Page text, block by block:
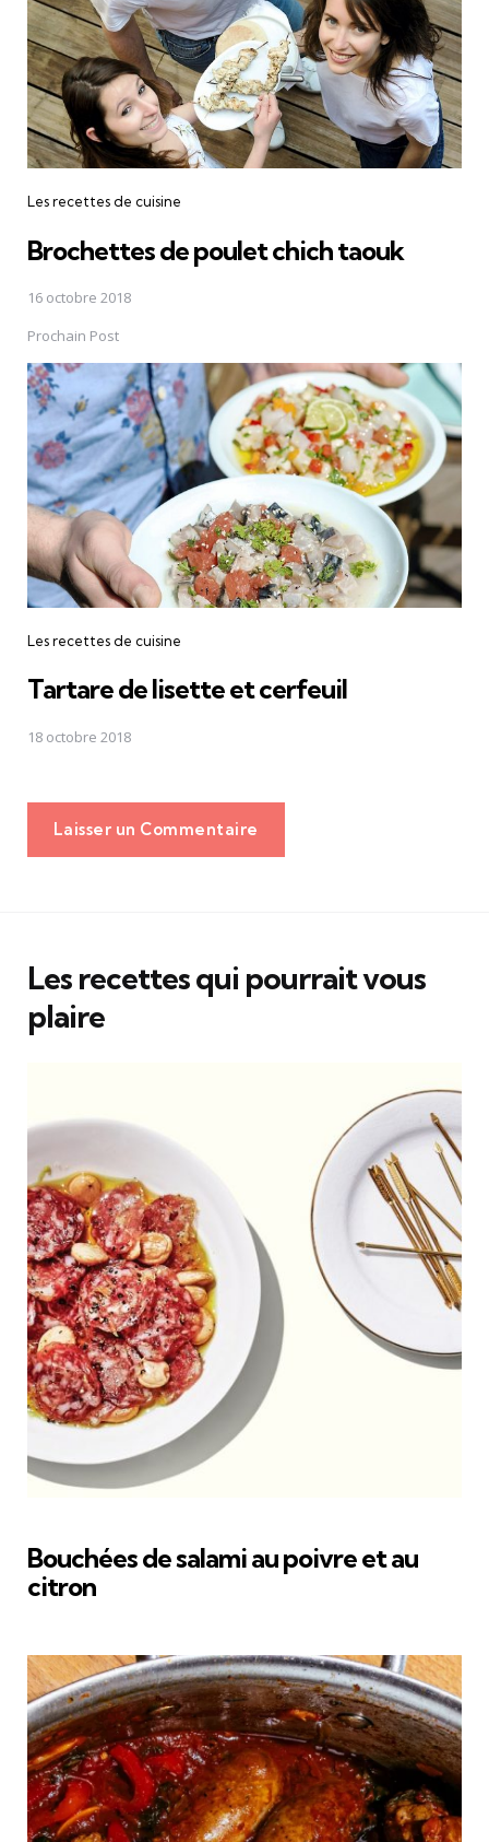
Les recettes de cuisine
Brochettes de poulet chich taouk
16 octobre 2018
Prochain Post
Les recettes de cuisine
Tartare de lisette et cerfeuil
18 octobre 2018
Laisser un Commentaire
Les recettes qui pourrait vous
plaire
Bouchées de salami au poivre et au
citron